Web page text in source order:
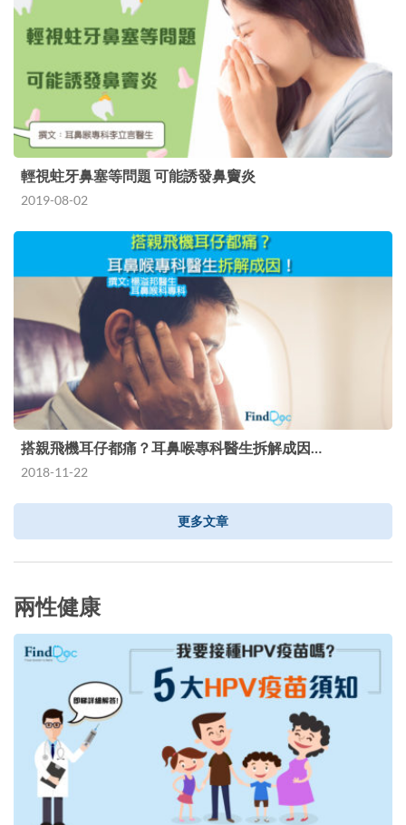
輕視蛀牙鼻塞等問題 可能誘發鼻竇炎
2019-08-02
搭親飛機耳仔都痛？耳鼻喉專科醫生拆解成因…
2018-11-22
更多文章
兩性健康